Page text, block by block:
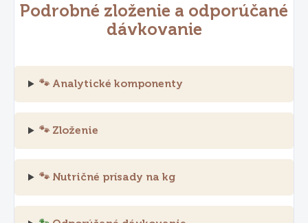
Podrobné zloženie a odporúčané
dávkovanie
🐾 Analytické komponenty
🐾 Zloženie
🐾 Nutričné prísady na kg